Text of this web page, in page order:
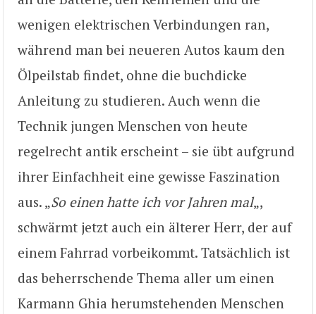
wenigen elektrischen Verbindungen ran,
während man bei neueren Autos kaum den
Ölpeilstab findet, ohne die buchdicke
Anleitung zu studieren. Auch wenn die
Technik jungen Menschen von heute
regelrecht antik erscheint – sie übt aufgrund
ihrer Einfachheit eine gewisse Faszination
aus. „So einen hatte ich vor Jahren mal„,
schwärmt jetzt auch ein älterer Herr, der auf
einem Fahrrad vorbeikommt. Tatsächlich ist
das beherrschende Thema aller um einen
Karmann Ghia herumstehenden Menschen